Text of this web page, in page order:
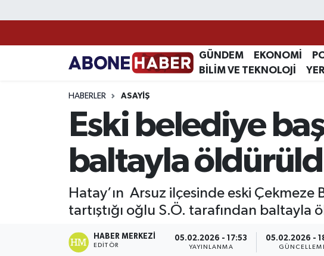
GÜNDEM EKONOMİ
BİLİM VE TEKNOLOJİ
HABERLER ASAYIŞ
Eski belediye
baltayla
Hatay’ın Arsuz ilçesinde eski
tartıştığı oğlu S.Ö. tarafından baltayla
HABER MERKEZI
EDITÖR
05.02.2026 - 17:53
YAYINLANMA
05.02.2026 -
Yazarlar
Bilim ve Teknoloji
Nöbetçi Eczaneler
Süper Lig Puan Durumu ve Fikstür
Tüm Manşetler
Son Dakika Haberleri